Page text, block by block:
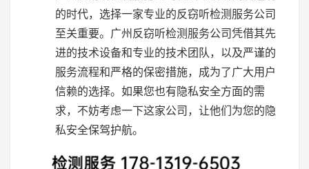
的时代，选择一家专业的反窃听检测服务公司
至关重要。广州反窃听检测服务公司凭借其先
进的技术设备和专业的技术团队，以及严谨的
服务流程和严格的保密措施，成为了广大用户
信赖的选择。如果您也有隐私安全方面的需
求，不妨考虑一下这家公司，让他们为您的隐
私安全保驾护航。